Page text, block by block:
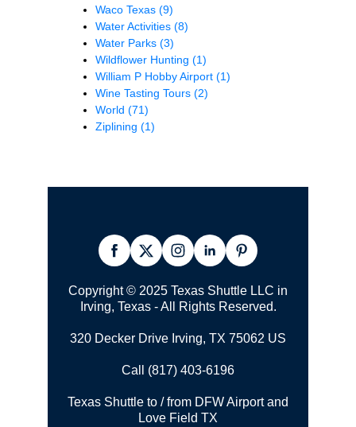
Waco Texas (9)
Water Activities (8)
Water Parks (3)
Wildflower Hunting (1)
William P Hobby Airport (1)
Wine Tasting Tours (2)
World (71)
Ziplining (1)
Copyright © 2025 Texas Shuttle LLC in
Irving, Texas - All Rights Reserved.
320 Decker Drive Irving, TX 75062 US
Call (817) 403-6196
Texas Shuttle to / from DFW Airport and
Love Field TX